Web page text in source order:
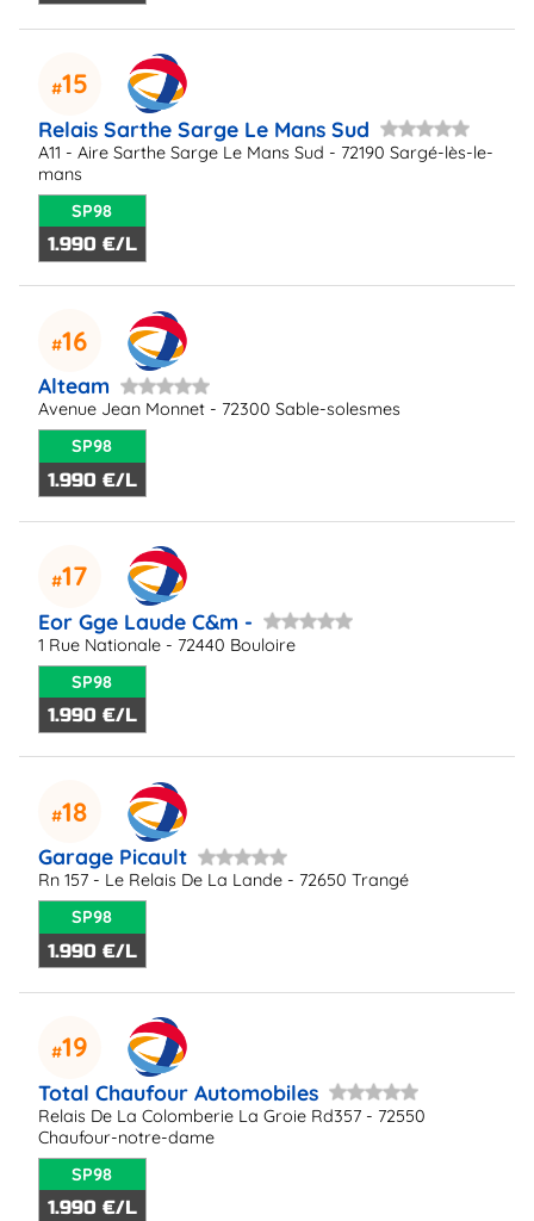
15
Relais Sarthe Sarge Le Mans Sud
A11 - Aire Sarthe Sarge Le Mans Sud - 72190 Sargé-lès-le-
mans
SP98
1.990 €/L
16
Alteam
Avenue Jean Monnet - 72300 Sable-solesmes
SP98
1.990 €/L
17
Eor Gge Laude C&m -
1 Rue Nationale - 72440 Bouloire
SP98
1.990 €/L
18
Garage Picault
Rn 157 - Le Relais De La Lande - 72650 Trangé
SP98
1.990 €/L
19
Total Chaufour Automobiles
Relais De La Colomberie La Groie Rd357 - 72550
Chaufour-notre-dame
SP98
1.990 €/L